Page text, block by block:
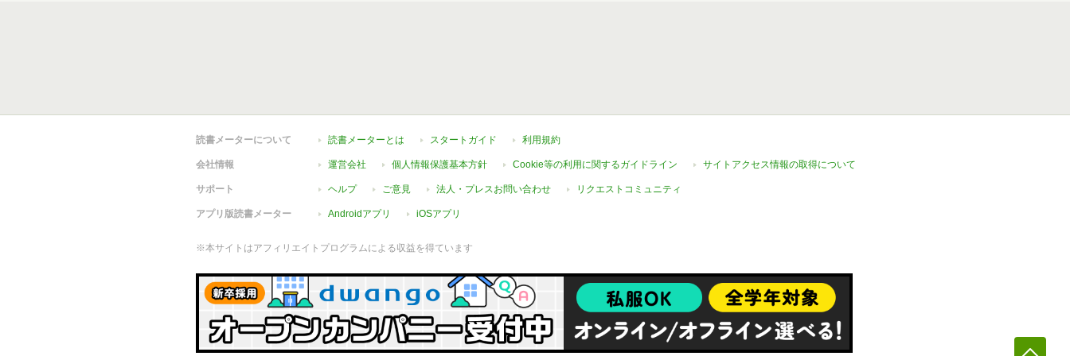
読書メーターについて 読書メーターとは スタートガイド 利用規約
会社情報 運営会社 個人情報保護基本方針 Cookie等の利用に関するガイドライン サイトアクセス情報の取得について
サポート ヘルプ ご意見 法人・プレスお問い合わせ リクエストコミュニティ
アプリ版読書メーター Androidアプリ iOSアプリ
※本サイトはアフィリエイトプログラムによる収益を得ています